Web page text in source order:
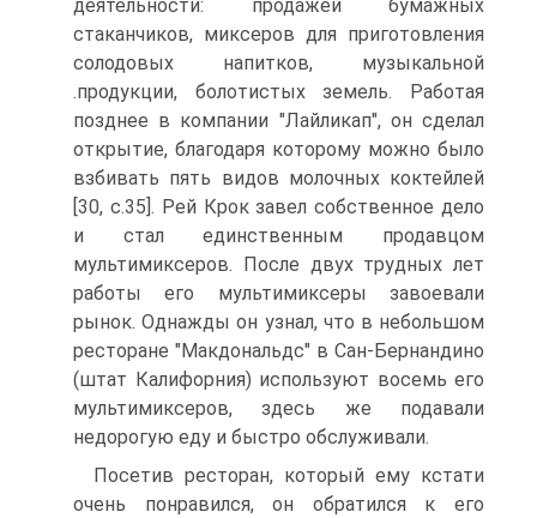
деятельности: продажей бумажных
стаканчиков, миксеров для приготовления
солодовых напитков, музыкальной
.продукции, болотистых земель. Работая
позднее в компании "Лайликап", он сделал
открытие, благодаря которому можно было
взбивать пять видов молочных коктейлей
[30, с.35]. Рей Крок завел собственное дело
и стал единственным продавцом
мультимиксеров. После двух трудных лет
работы его мультимиксеры завоевали
рынок. Однажды он узнал, что в небольшом
ресторане "Макдональдс" в Сан-Бернандино
(штат Калифорния) используют восемь его
мультимиксеров, здесь же подавали
недорогую еду и быстро обслуживали.
Посетив ресторан, который ему кстати
очень понравился, он обратился к его